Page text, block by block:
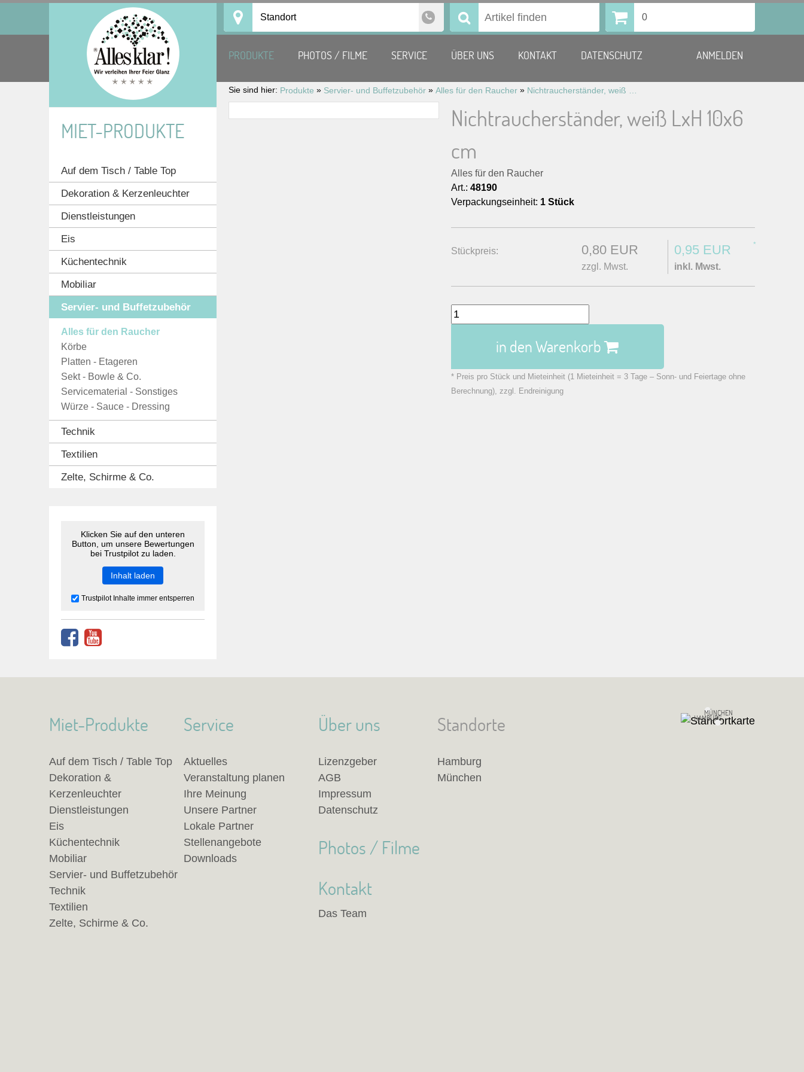
Standort Suchen 0
PRODUKTE PHOTOS / FILME SERVICE ÜBER UNS KONTAKT DATENSCHUTZ ANMELDEN
Sie sind hier: Produkte » Servier- und Buffetzubehör » Alles für den Raucher »
Nichtraucherständer, weiß LxH 10x6
cm
Alles für den Raucher
Art.: 48190
Verpackungseinheit: 1 Stück
Stückpreis: 0,80 EUR
zzgl. Mwst.
0,95 EUR *
inkl. Mwst.
in den Warenkorb
* Preis pro Stück und Mieteinheit (1 Mieteinheit = 3 Tage – Sonn- und Feiertage ohne
Berechnung), zzgl. Endreinigung
MIET-PRODUKTE
Auf dem Tisch / Table Top
Dekoration & Kerzenleuchter
Dienstleistungen
Eis
Küchentechnik
Mobiliar
Servier- und Buffetzubehör
Alles für den Raucher
Körbe
Platten - Etageren
Sekt - Bowle & Co.
Servicematerial - Sonstiges
Würze - Sauce - Dressing
Technik
Textilien
Zelte, Schirme & Co.
Klicken Sie auf den unteren
Button, um unsere Bewertungen
bei Trustpilot zu laden.
Inhalt laden
Trustpilot Inhalte immer entsperren
Standorte
Hamburg
München
HAMBURG
MÜNCHEN
Miet-Produkte
Auf dem Tisch / Table Top
Dekoration &
Kerzenleuchter
Dienstleistungen
Eis
Küchentechnik
Mobiliar
Servier- und Buffetzubehör
Technik
Textilien
Zelte, Schirme & Co.
Service
Aktuelles
Veranstaltung planen
Ihre Meinung
Unsere Partner
Lokale Partner
Stellenangebote
Downloads
Über uns
Lizenzgeber
AGB
Impressum
Datenschutz
Photos / Filme
Kontakt
Das Team